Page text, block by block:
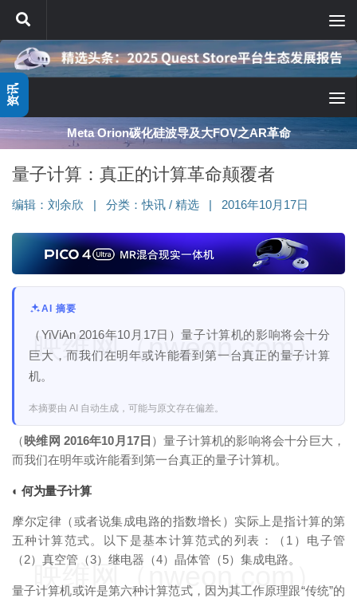
跳至内容
Meta Orion碳化硅波导及大FOV之AR革命
量子计算：真正的计算革命颠覆者
编辑： 刘余欣 分类：快讯 / 精选 2016年10月17日
AI 摘要
（YiViAn 2016年10月17日）量子计算机的影响将会十分
巨大，而我们在明年或许能看到第一台真正的量子计算
机。
本摘要由 AI 自动生成，可能与原文存在偏差。
（映维网 2016年10月17日 ）量子计算机的影响将会十分巨大，
而我们在明年或许能看到第一台真正的量子计算机。
◐ 何为量子计算
摩尔定律（或者说集成电路的指数增长）实际上是指计算的第
五种计算范式。以下是基本计算范式的列表：（1）电子管
（2）真空管（3）继电器（4）晶体管（5）集成电路。
量子计算机或许是第六种计算范式，因为其工作原理跟“传统”的
映维网（nweon.com）
映维网（nweon.com）
资讯